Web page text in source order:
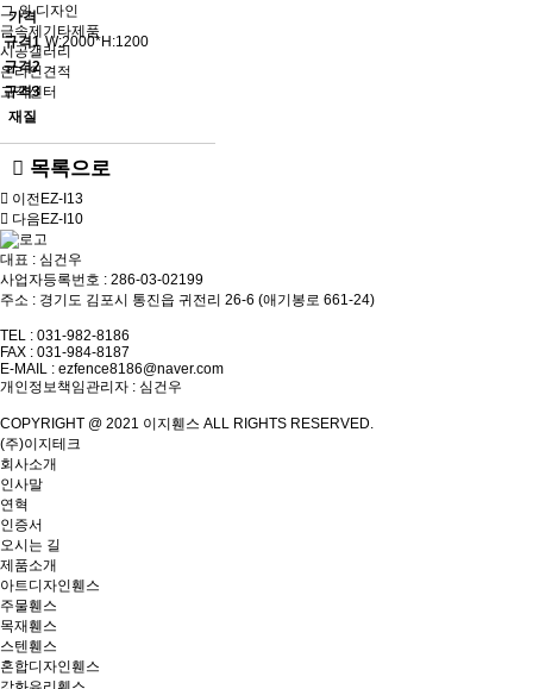
그 외 디자인
금속제기타제품
시공갤러리
온라인견적
고객센터
가격
규격1 W:2000*H:1200
규격2
규격3
재질
목록으로
이전 EZ-I13
다음 EZ-I10
대표 : 심건우
사업자등록번호 : 286-03-02199
주소 : 경기도 김포시 통진읍 귀전리 26-6 (애기봉로 661-24)
TEL : 031-982-8186
FAX : 031-984-8187
E-MAIL : ezfence8186@naver.com
개인정보책임관리자 : 심건우
COPYRIGHT @ 2021 이지휀스 ALL RIGHTS RESERVED.
(주)이지테크
회사소개
인사말
연혁
인증서
오시는 길
제품소개
아트디자인휀스
주물휀스
목재휀스
스텐휀스
혼합디자인휀스